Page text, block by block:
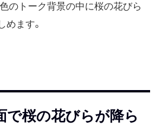
のトーク背景の中に桜の花びら
めます。
で桜の花びらが降ら